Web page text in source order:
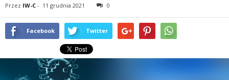
Przez IW-C - 11 grudnia 2021 0
Facebook Twitter